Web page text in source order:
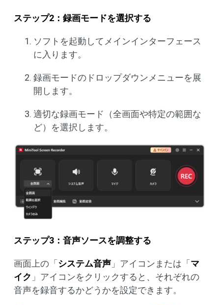
ステップ2：録画モードを選択する
ソフトを起動してメインインターフェース
に入ります。
録画モードのドロップダウンメニューを展
開します。
適切な録画モード（全画面や特定の範囲な
ど）を選択します。
ステップ3：音声ソースを調整する
画面上の「 システム音声 」アイコンまたは「 マ
イク 」アイコンをクリックすると、それぞれの
音声を録音するかどうかを設定できます。